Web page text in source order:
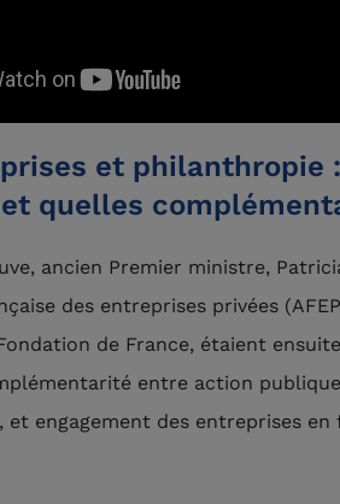
et philanthropie
quelles
ancien Premier ministre,
des entreprises privées
de France, étaient
entre action
engagement des entreprises en